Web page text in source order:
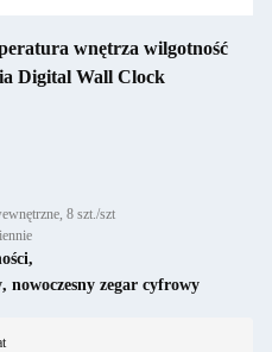
wnętrza wilgotność
Digital Wall Clock
8 szt./szt
,
, nowoczesny zegar cyfrowy